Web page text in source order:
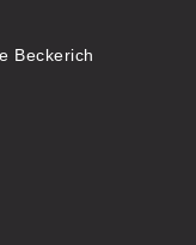
Beckerich